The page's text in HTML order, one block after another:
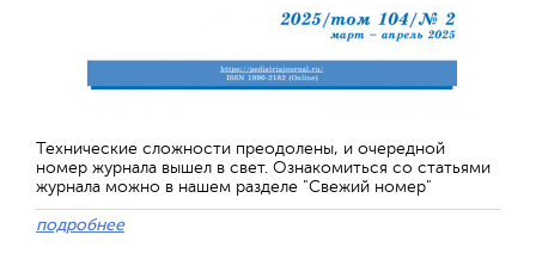
Технические сложности преодолены, и очередной
номер журнала вышел в свет. Ознакомиться со статьями
журнала можно в нашем разделе "Свежий номер"
подробнее